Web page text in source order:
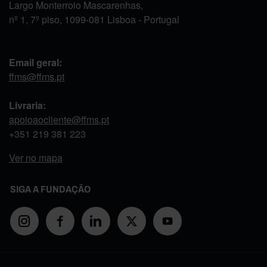
Largo Monterroio Mascarenhas,
nº 1, 7º piso, 1099-081 Lisboa - Portugal
Email geral:
ffms@ffms.pt
Livraria:
apoioaocliente@ffms.pt
+351 219 381 223
Ver no mapa
SIGA A FUNDAÇÃO